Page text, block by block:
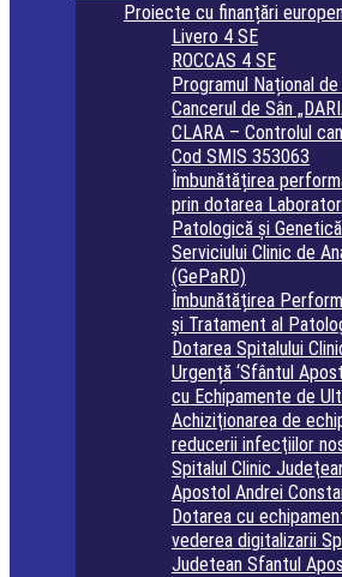
Proiecte cu finanțări
Livero 4 SE
ROCCAS 4 SE
Programul Național
Cancerul de Sân
CLARA – Controlul
Cod SMIS 353063
Îmbunătățirea
prin dotarea
Patologică și
Serviciului Clinic de
(GePaRD)
Îmbunătățirea
și Tratament al
Dotarea Spitalului
Urgență ‘Sfântul
cu Echipamente de
Achiziţionarea de
reducerii infecţiilor
Spitalul Clinic
Apostol Andrei
Dotarea cu
vederea digitalizarii
Judetean Sfantul